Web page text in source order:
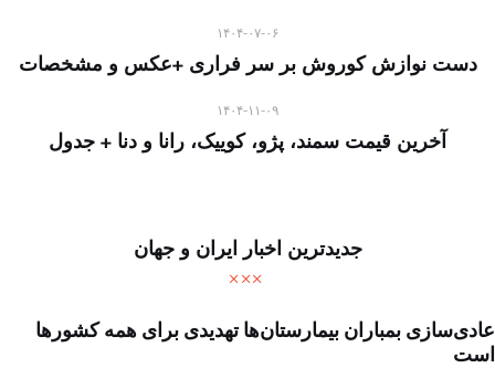
۱۴۰۴-۰۷-۰۶
دست نوازش کوروش بر سر فراری +عکس و مشخصات
۱۴۰۴-۱۱-۰۹
آخرین قیمت سمند، پژو، کوییک، رانا و دنا + جدول
جدیدترین اخبار ایران و جهان
عادی‌سازی بمباران بیمارستان‌ها تهدیدی برای همه کشورها
است